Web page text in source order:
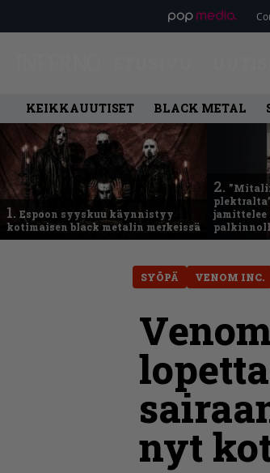
KEIKKAUUTISET BLACK METAL
1. Espoon syyskuu käynnistyy
kotimaisen black metalin merkeissä
2.
jamittelee
SYÖPÄ VENOM INC.
nyt